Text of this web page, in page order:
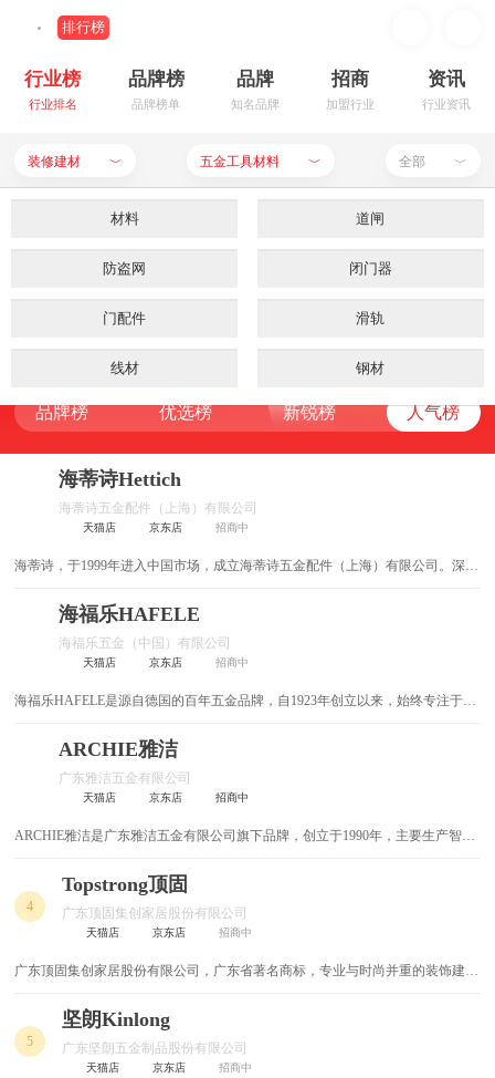
排行榜
行业榜
行业排名
品牌榜
品牌榜单
品牌
知名品牌
招商
加盟行业
资讯
行业资讯
装修建材 ﹀ 五金工具材料 ﹀ 全部 ﹀
装修建材 餐饮行业
母婴用品 家居生活
食品饮料 服饰鞋帽
家用电器 手机数码
电脑用品
办公器材
汽车用品
金融信息 工程机械
农业化工
医疗保健
公用设备 卫浴洁具
板材 地板
防火 建筑陶瓷
五金工具材料 天花板
门窗栏杆
防水
灯饰 门窗
检测测试设备
玻璃原片
材料 道闸
防盗网 闭门器
门配件 滑轨
线材 钢材
铝合金
铰链
建筑不锈钢
五金挂件 合页
金刚石工具
喷枪
锁具
电工 手动工具
气动工具
空气开关
五金工具材料品牌排行榜
RANKING LIST
品牌榜 优选榜 新锐榜 人气榜
品牌榜 优选榜 新锐榜 人气榜
海蒂诗Hettich
海蒂诗五金配件（上海）有限公司
天猫店 京东店 招商中
海蒂诗，于1999年进入中国市场，成立海蒂诗五金配件（上海）有限公司。深耕
续多年荣获中国橱柜行业十大五金品牌。在过去的二十多年里，海蒂诗在中国市
一。今天，海蒂诗遍布中国的网络确保与中国家具制造企业、专业零售商、贸易
消费者对美好居家生活的追求。
海福乐HAFELE
海福乐五金（中国）有限公司
天猫店 京东店 招商中
海福乐HAFELE是源自德国的百年五金品牌，自1923年创立以来，始终专注于为
ARCHIE雅洁
广东雅洁五金有限公司
天猫店 京东店 招商中
ARCHIE雅洁是广东雅洁五金有限公司旗下品牌，创立于1990年，主要生产智能
拥有150多项专利技术。其产品广泛应用于家居、建筑、酒店等领域，年产能达
2000万套以上。
4
Topstrong顶固
广东顶固集创家居股份有限公司
天猫店 京东店 招商中
广东顶固集创家居股份有限公司，广东省著名商标，专业与时尚并重的装饰建材
高品质享誉市场。
5
坚朗Kinlong
广东坚朗五金制品股份有限公司
天猫店 京东店 招商中